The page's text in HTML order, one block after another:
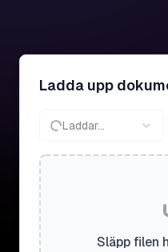
Ladda upp
Laddar...
Släpp filen